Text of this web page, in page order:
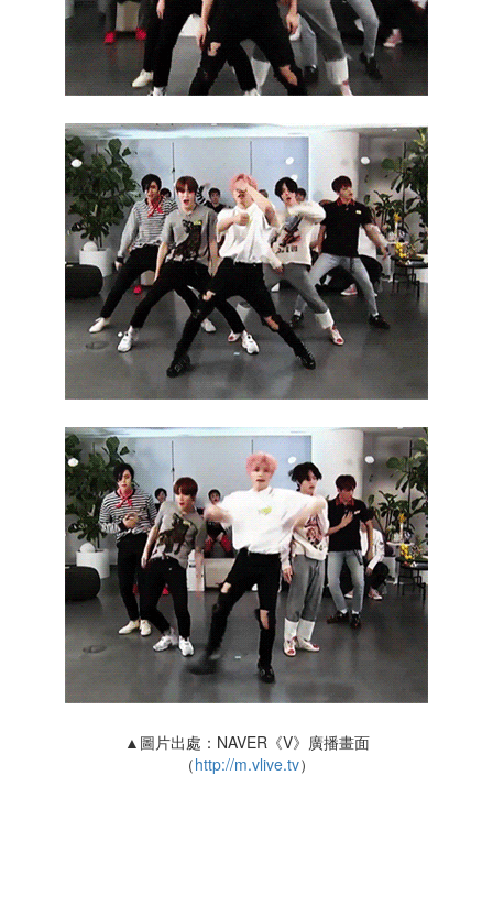
▲圖片出處：NAVER《V》廣播畫面
（http://m.vlive.tv）